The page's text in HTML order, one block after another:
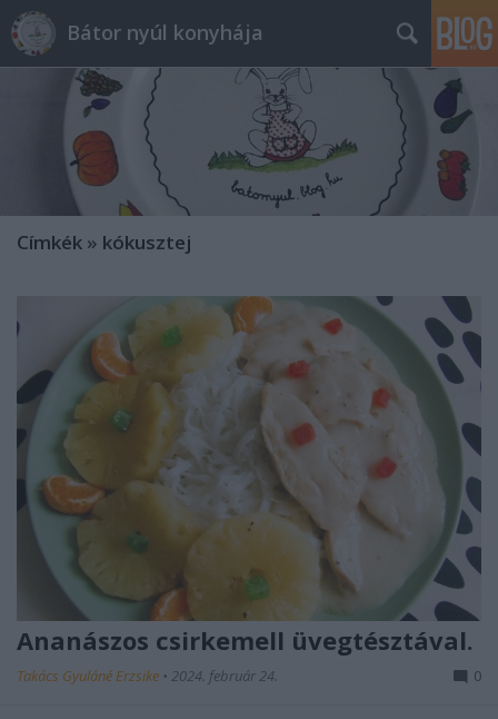
Bátor nyúl konyhája
Címkék » kókusztej
Ananászos csirkemell üvegtésztával.
Takács Gyuláné Erzsike • 2024. február 24. 0